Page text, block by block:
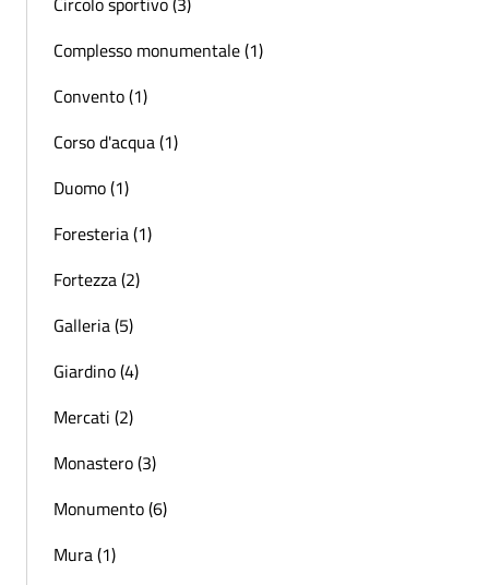
Complesso monumentale (1)
Convento (1)
Corso d'acqua (1)
Duomo (1)
Foresteria (1)
Fortezza (2)
Galleria (5)
Giardino (4)
Mercati (2)
Monastero (3)
Monumento (6)
Mura (1)